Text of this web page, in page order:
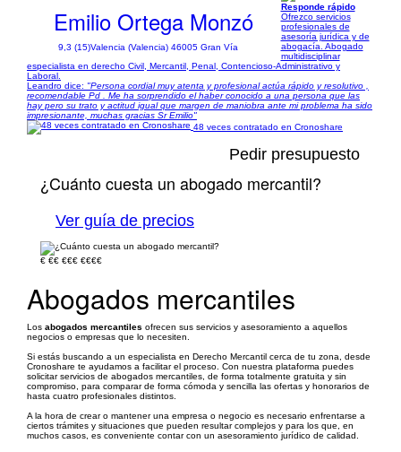
Emilio Ortega Monzó
9,3 (15)Valencia (Valencia) 46005 Gran Vía
Responde rápido
Ofrezco servicios
profesionales de
asesoría jurídica y de
abogacía. Abogado
multidisciplinar
especialista en derecho Civil, Mercantil, Penal, Contencioso-Administrativo y
Laboral.
Leandro dice: "Persona cordial muy atenta y profesional actúa rápido y resolutivo ,
recomendable Pd . Me ha sorprendido el haber conocido a una persona que las
hay pero su trato y actitud igual que margen de maniobra ante mi problema ha sido
impresionante, muchas gracias Sr Emilio"
48 veces contratado en Cronoshare
Pedir presupuesto
¿Cuánto cuesta un abogado mercantil?
Ver guía de precios
€ €€ €€€ €€€€
Abogados mercantiles
Los abogados mercantiles ofrecen sus servicios y asesoramiento a aquellos
negocios o empresas que lo necesiten.
Si estás buscando a un especialista en Derecho Mercantil cerca de tu zona, desde
Cronoshare te ayudamos a facilitar el proceso. Con nuestra plataforma puedes
solicitar servicios de abogados mercantiles, de forma totalmente gratuita y sin
compromiso, para comparar de forma cómoda y sencilla las ofertas y honorarios de
hasta cuatro profesionales distintos.
A la hora de crear o mantener una empresa o negocio es necesario enfrentarse a
ciertos trámites y situaciones que pueden resultar complejos y para los que, en
muchos casos, es conveniente contar con un asesoramiento jurídico de calidad.